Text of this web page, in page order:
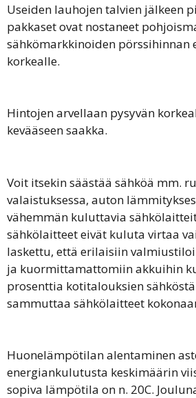
Useiden lauhojen talvien jälkeen
pakkaset ovat nostaneet
sähkömarkkinoiden pörssihinnan
korkealle.
Hintojen arvellaan pysyvän
kevääseen saakka.
Voit itsekin säästää sähköä mm.
valaistuksessa, auton
vähemmän kuluttavia
sähkölaitteet eivät kuluta virtaa
laskettu, että erilaisiin
ja kuormittamattomiin akkuihin
prosenttia kotitalouksien
sammuttaa sähkölaitteet
Huonelämpötilan alentaminen
energiankulutusta keskimäärin
sopiva lämpötila on n. 20C.